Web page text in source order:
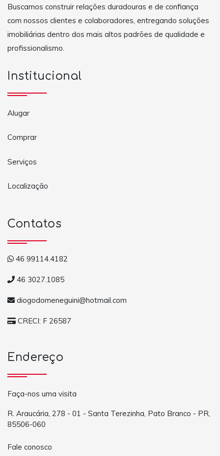
Buscamos construir relações duradouras e de confiança
com nossos clientes e colaboradores, entregando soluções
imobiliárias dentro dos mais altos padrões de qualidade e
profissionalismo.
Institucional
Alugar
Comprar
Serviços
Localização
Contatos
46 99114.4182
46 3027.1085
diogodomeneguini@hotmail.com
CRECI: F 26587
Endereço
Faça-nos uma visita
R. Araucária, 278 - 01 - Santa Terezinha, Pato Branco - PR,
85506-060
Fale conosco